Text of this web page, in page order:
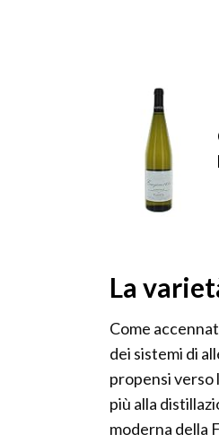
La
Come
dei sistemi di
propensi verso
più alla
moderna della